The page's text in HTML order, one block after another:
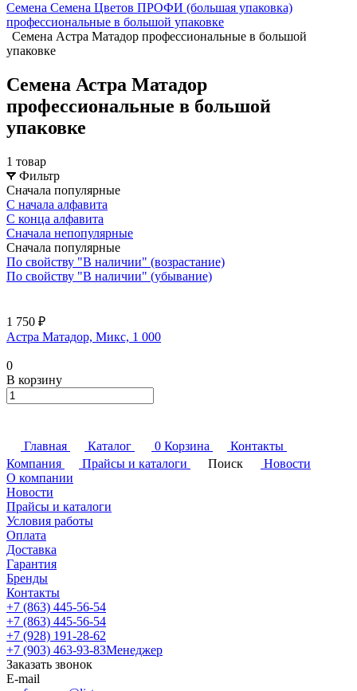
Семена Семена Цветов ПРОФИ (большая упаковка)
профессиональные в большой упаковке
Семена Астра Матадор профессиональные в большой
упаковке
Семена Астра Матадор
профессиональные в большой
упаковке
1 товар
Фильтр
Сначала популярные
С начала алфавита
С конца алфавита
Сначала непопулярные
Сначала популярные
По свойству "В наличии" (возрастание)
По свойству "В наличии" (убывание)
1 750 ₽
Астра Матадор, Микс, 1 000
0
В корзину
Главная Каталог 0 Корзина
Контакты
Компания
Прайсы и каталоги Поиск
Новости
О компании
Новости
Прайсы и каталоги
Условия работы
Оплата
Доставка
Гарантия
Бренды
Контакты
+7 (863) 445-56-54
+7 (863) 445-56-54
+7 (928) 191-28-62
+7 (903) 463-93-83Менеджер
Заказать звонок
E-mail